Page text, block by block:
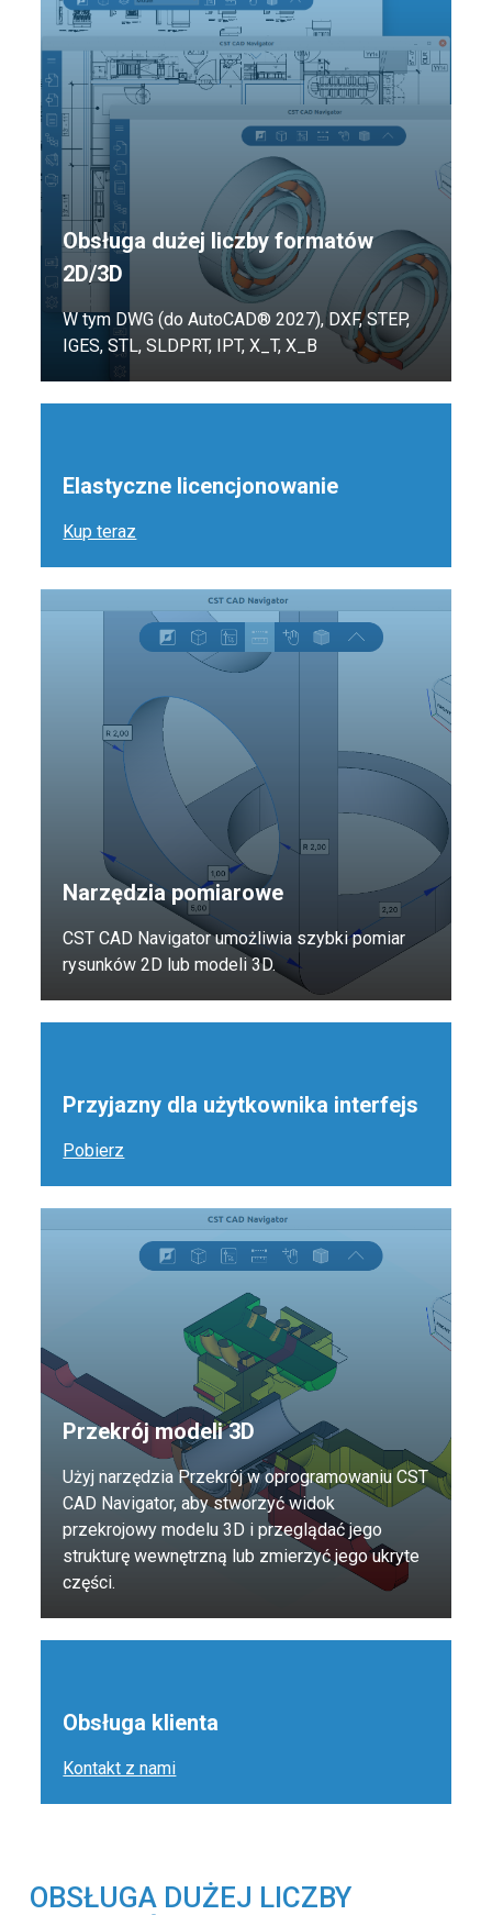
Obsługa dużej liczby formatów
2D/3D
W tym DWG (do AutoCAD® 2027), DXF, STEP,
IGES, STL, SLDPRT, IPT, X_T, X_B
Elastyczne licencjonowanie
Kup teraz
Przyjazny dla użytkownika interfejs
Pobierz
Narzędzia pomiarowe
CST CAD Navigator umożliwia szybki pomiar
rysunków 2D lub modeli 3D.
Przekrój modeli 3D
Użyj narzędzia Przekrój w oprogramowaniu CST
CAD Navigator, aby stworzyć widok
przekrojowy modelu 3D i przeglądać jego
strukturę wewnętrzną lub zmierzyć jego ukryte
części.
Obsługa klienta
Kontakt z nami
OBSŁUGA DUŻEJ LICZBY